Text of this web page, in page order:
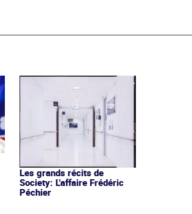
Les grands récits de
Society: L'affaire Frédéric
Péchier